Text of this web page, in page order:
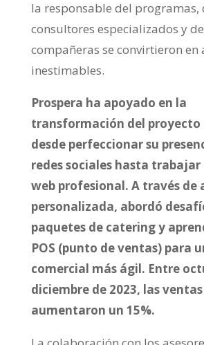
la responsable del programas,
consultores especializados y
compañeras se convirtieron en
inestimables.
Prospera ha apoyado en la
transformación del proyecto
desde perfeccionar su
redes sociales hasta trabajar
web profesional. A través de
personalizada, abordó
paquetes de catering y
POS (punto de ventas) para
comercial más ágil. Entre
diciembre de 2023, las
aumentaron un 15%.